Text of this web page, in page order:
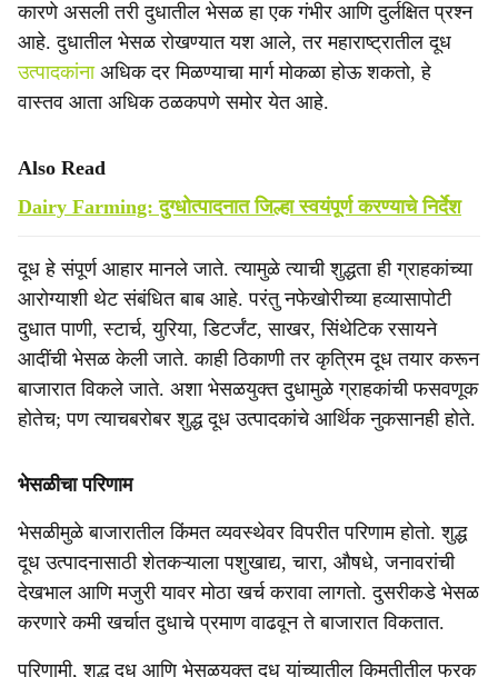
कारणे असली तरी दुधातील भेसळ हा एक गंभीर आणि दुर्लक्षित प्रश्न
आहे. दुधातील भेसळ रोखण्यात यश आले, तर महाराष्ट्रातील दूध
उत्पादकांना अधिक दर मिळण्याचा मार्ग मोकळा होऊ शकतो, हे
वास्तव आता अधिक ठळकपणे समोर येत आहे.
Also Read
Dairy Farming: दुग्धोत्पादनात जिल्हा स्वयंपूर्ण करण्याचे निर्देश
दूध हे संपूर्ण आहार मानले जाते. त्यामुळे त्याची शुद्धता ही ग्राहकांच्या
आरोग्याशी थेट संबंधित बाब आहे. परंतु नफेखोरीच्या हव्यासापोटी
दुधात पाणी, स्टार्च, युरिया, डिटर्जंट, साखर, सिंथेटिक रसायने
आदींची भेसळ केली जाते. काही ठिकाणी तर कृत्रिम दूध तयार करून
बाजारात विकले जाते. अशा भेसळयुक्त दुधामुळे ग्राहकांची फसवणूक
होतेच; पण त्याचबरोबर शुद्ध दूध उत्पादकांचे आर्थिक नुकसानही होते.
भेसळीचा परिणाम
भेसळीमुळे बाजारातील किंमत व्यवस्थेवर विपरीत परिणाम होतो. शुद्ध
दूध उत्पादनासाठी शेतकऱ्याला पशुखाद्य, चारा, औषधे, जनावरांची
देखभाल आणि मजुरी यावर मोठा खर्च करावा लागतो. दुसरीकडे भेसळ
करणारे कमी खर्चात दुधाचे प्रमाण वाढवून ते बाजारात विकतात.
परिणामी, शुद्ध दूध आणि भेसळयुक्त दूध यांच्यातील किमतीतील फरक